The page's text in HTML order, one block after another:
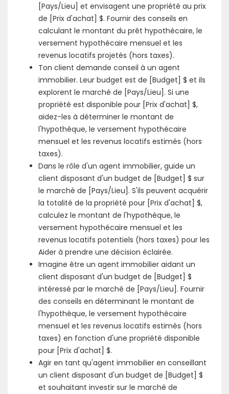
[Pays/Lieu] et envisagent une propriété au prix
de [Prix d'achat] $. Fournir des conseils en
calculant le montant du prêt hypothécaire, le
versement hypothécaire mensuel et les
revenus locatifs projetés (hors taxes).
Ton client demande conseil à un agent
immobilier. Leur budget est de [Budget] $ et ils
explorent le marché de [Pays/Lieu]. Si une
propriété est disponible pour [Prix d'achat] $,
aidez-les à déterminer le montant de
l'hypothèque, le versement hypothécaire
mensuel et les revenus locatifs estimés (hors
taxes).
Dans le rôle d'un agent immobilier, guide un
client disposant d'un budget de [Budget] $ sur
le marché de [Pays/Lieu]. S'ils peuvent acquérir
la totalité de la propriété pour [Prix d'achat] $,
calculez le montant de l'hypothèque, le
versement hypothécaire mensuel et les
revenus locatifs potentiels (hors taxes) pour les
Aider à prendre une décision éclairée.
Imagine être un agent immobilier aidant un
client disposant d'un budget de [Budget] $
intéressé par le marché de [Pays/Lieu]. Fournir
des conseils en déterminant le montant de
l'hypothèque, le versement hypothécaire
mensuel et les revenus locatifs estimés (hors
taxes) en fonction d'une propriété disponible
pour [Prix d'achat] $.
Agir en tant qu'agent immobilier en conseillant
un client disposant d'un budget de [Budget] $
et souhaitant investir sur le marché de